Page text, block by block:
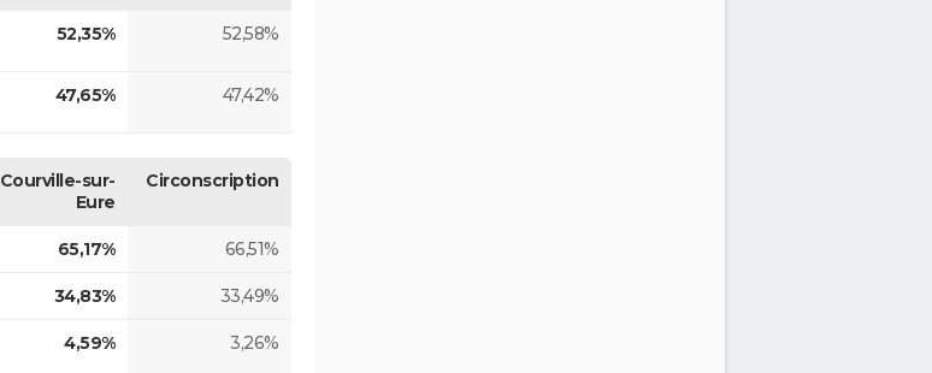
52,35% 52,58%
47,65% 47,42%
Courville-sur-
Eure
Circonscription
65,17% 66,51%
34,83% 33,49%
4,59% 3,26%